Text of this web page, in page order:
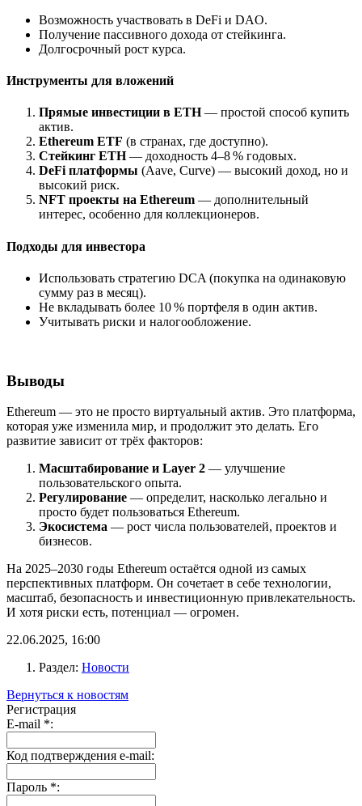
Возможность участвовать в DeFi и DAO.
Получение пассивного дохода от стейкинга.
Долгосрочный рост курса.
Инструменты для вложений
Прямые инвестиции в ETH— простой способ купить
актив.
Ethereum ETF (в странах, где доступно).
Стейкинг ETH— доходность 4–8 % годовых.
DeFi платформы (Aave, Curve) — высокий доход, но и
высокий риск.
NFT проекты на Ethereum — дополнительный
интерес, особенно для коллекционеров.
Подходы для инвестора
Использовать стратегию DCA (покупка на одинаковую
сумму раз в месяц).
Не вкладывать более 10 % портфеля в один актив.
Учитывать риски и налогообложение.
Выводы
Ethereum — это не просто виртуальный актив. Это платформа,
которая уже изменила мир, и продолжит это делать. Его
развитие зависит от трёх факторов:
Масштабирование и Layer 2 — улучшение
пользовательского опыта.
Регулирование — определит, насколько легально и
просто будет пользоваться Ethereum.
Экосистема — рост числа пользователей, проектов и
бизнесов.
На 2025–2030 годы Ethereum остаётся одной из самых
перспективных платформ. Он сочетает в себе технологии,
масштаб, безопасность и инвестиционную привлекательность.
И хотя риски есть, потенциал — огромен.
22.06.2025, 16:00
Раздел: Новости
Вернуться к новостям
Регистрация
E-mail *:
Код подтверждения e-mail:
Пароль *: